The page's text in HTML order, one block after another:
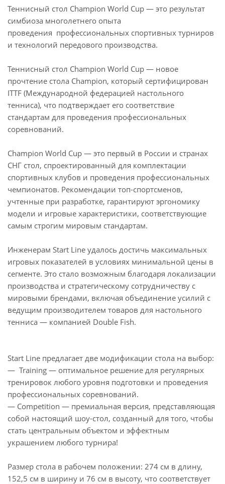
Теннисный стол Champion World Cup — это результат
симбиоза многолетнего опыта
проведения профессиональных спортивных турниров
и технологий передового производства.
Теннисный стол Champion World Cup — новое
прочтение стола Champion, который сертифицирован
ITTF (Международной федерацией настольного
тенниса), что подтверждает его соответствие
стандартам для проведения профессиональных
соревнований.
Champion World Cup — это первый в России и странах
СНГ стол, спроектированный для комплектации
спортивных клубов и проведения профессиональных
чемпионатов. Рекомендации топ-спортсменов,
учтенные при разработке, гарантируют эргономику
модели и игровые характеристики, соответствующие
самым строгим мировым стандартам.
Инженерам Start Line удалось достичь максимальных
игровых показателей в условиях минимальной цены в
сегменте. Это стало возможным благодаря локализации
производства и стратегическому сотрудничеству с
мировыми брендами, включая объединение усилий с
ведущим производителем товаров для настольного
тенниса — компанией Double Fish.
Start Line предлагает две модификации стола на выбор:
— Training — оптимальное решение для регулярных
тренировок любого уровня подготовки и проведения
профессиональных соревнований.
— Competition — премиальная версия, представляющая
собой настоящий шоу-стол, созданный для того, чтобы
стать центральным объектом и эффектным
украшением любого турнира!
Размер стола в рабочем положении: 274 см в длину,
152,5 см в ширину и 76 см в высоту, что соответствует